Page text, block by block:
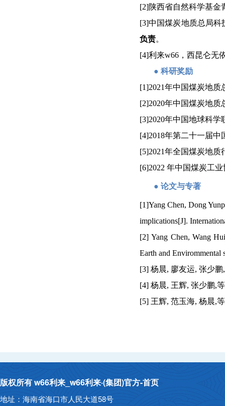
[2]陕西省自然科学基金
[3]中国煤炭地质总局科
负责。
[4]利来w66， 西昆仑无
● 科研奖励
[1]2021年中国煤炭地质
[2]2020年中国煤炭地质
[3]2020年中国地球科学
[4]2018年第二十一届中
[5]2021年全国煤炭地质
[6]2022 年中国煤炭工
● 论文与专著
[1]Yang Chen, Dong
implications[J].
[2] Yang Chen, Wang
Earth and Envirommental
[3] 杨晨, 廖友运, 张少鹏,
[4] 杨晨, 王辉, 张少鹏,等
[5] 王辉, 范玉海, 杨晨,等
版权所有 w66利来_w66利来·(集团)官方-首页
地址：海南省海口市人民大道58号